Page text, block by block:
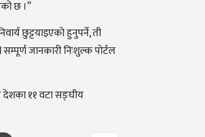
छ ।”
छुट्टयाइएको हुनुपर्ने, ती
जानकारी निःशुल्क पोर्टल
देशका ११ वटा सङ्घीय